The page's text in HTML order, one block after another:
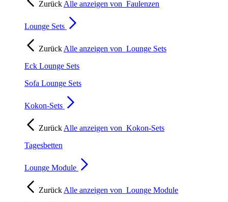
Zurück Alle anzeigen von Faulenzen
Lounge Sets
Zurück Alle anzeigen von Lounge Sets
Eck Lounge Sets
Sofa Lounge Sets
Kokon-Sets
Zurück Alle anzeigen von Kokon-Sets
Tagesbetten
Lounge Module
Zurück Alle anzeigen von Lounge Module